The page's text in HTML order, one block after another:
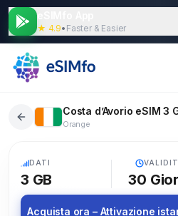
★ 4.9• Faster & Easier
Costa d’Avorio eSIM 3
Orange
DATI
3 GB 30
Acquista ora – Attivazione